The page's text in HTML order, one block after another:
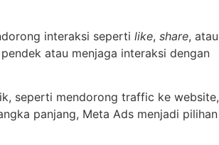
interaksi seperti like, share, atau
atau menjaga interaksi dengan
seperti mendorong traffic ke website,
panjang, Meta Ads menjadi pilihan